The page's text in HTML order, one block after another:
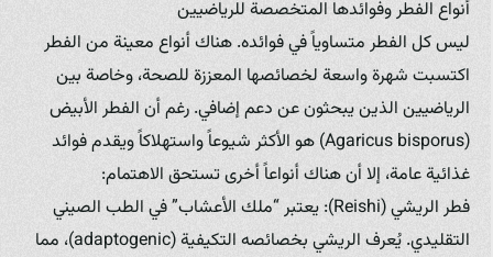
أنواع الفطر وفوائدها المتخصصة للرياضيين
ليس كل الفطر متساوياً في فوائده. هناك أنواع معينة من الفطر
اكتسبت شهرة واسعة لخصائصها المعززة للصحة، وخاصة بين
الرياضيين الذين يبحثون عن دعم إضافي. رغم أن الفطر الأبيض
(Agaricus bisporus) هو الأكثر شيوعاً واستهلاكاً ويقدم فوائد
غذائية عامة، إلا أن هناك أنواعاً أخرى تستحق الاهتمام:
فطر الريشي (Reishi): يعتبر “ملك الأعشاب” في الطب الصيني
التقليدي. يُعرف الريشي بخصائصه التكيفية (adaptogenic)، مما